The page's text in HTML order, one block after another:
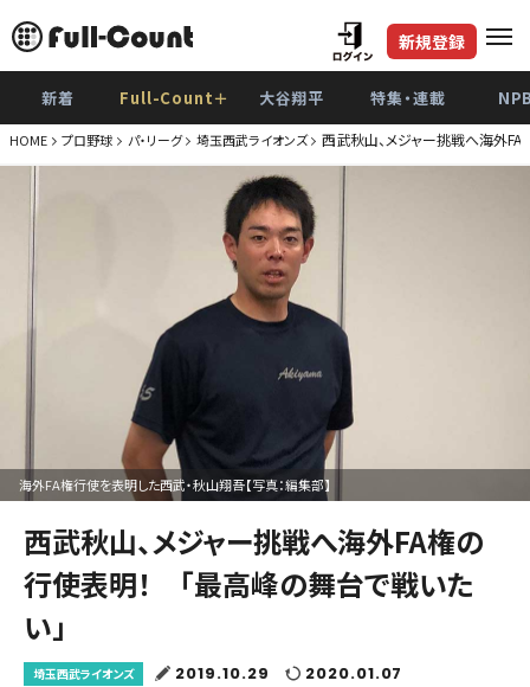
新規登録
新着 Full-Count＋ 大谷翔平 特集・連載
HOME プロ野球 パ・リーグ 埼玉西武ライオンズ 西武秋山、メジャー挑戦へ海外
海外FA権行使を表明した西武・秋山翔吾【写真：編集部】
西武秋山、メジャー挑戦へ海外FA権の
行使表明！ 「最高峰の舞台で戦いた
い」
埼玉西武ライオンズ 2019.10.29 2020.01.07